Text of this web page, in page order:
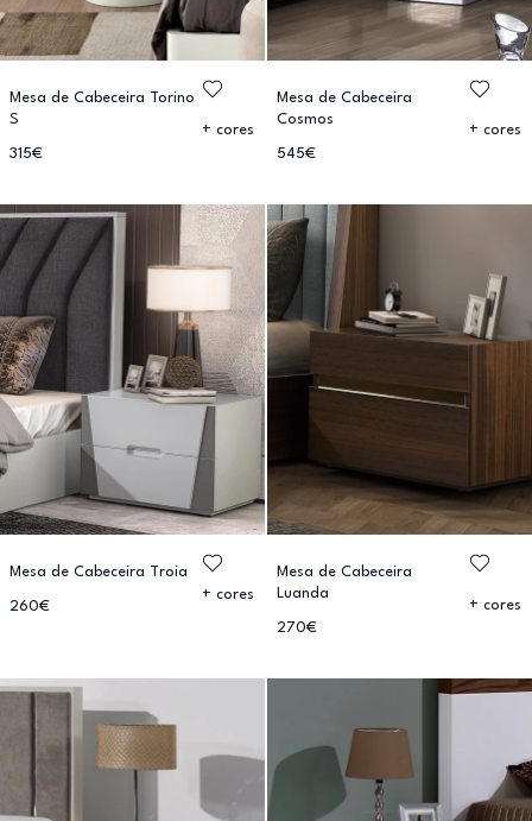
Mesa de Cabeceira Torino
S
315€
+ cores
Mesa de Cabeceira
Cosmos
545€
+ cores
Mesa de Cabeceira Troia
260€
+ cores
Mesa de Cabeceira
Luanda
270€
+ cores